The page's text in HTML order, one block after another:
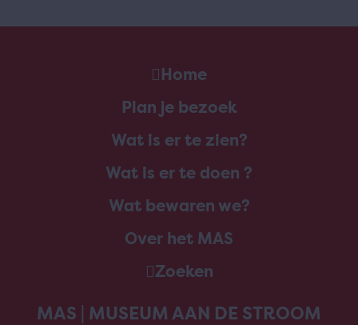
Home
Plan je bezoek
Wat is er te zien?
Wat is er te doen ?
Wat bewaren we?
Over het MAS
Zoeken
MAS | MUSEUM AAN DE STROOM